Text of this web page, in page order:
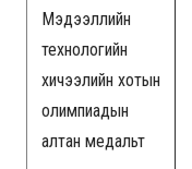
Мэдээллийн
технологийн
хичээлийн хотын
олимпиадын
алтан медальт